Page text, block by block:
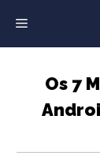
para
o
Os 7